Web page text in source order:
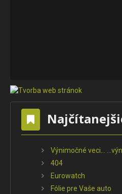
Výnimočné veci...
404
Eurowatch
Fólie pre Vaše auto